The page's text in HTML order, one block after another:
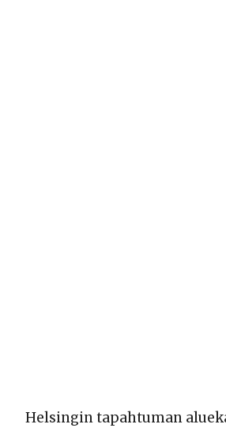
Helsingin tapahtuman